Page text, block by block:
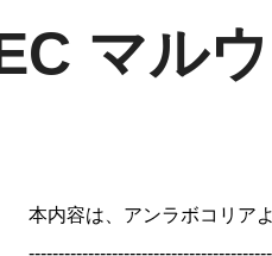
マル
本内容は、アンラボコリア